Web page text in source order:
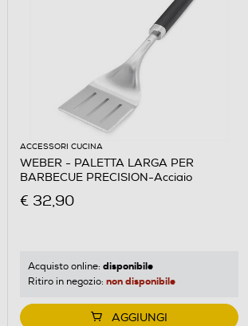
ACCESSORI CUCINA
WEBER - PALETTA LARGA PER
BARBECUE PRECISION-Acciaio
€ 32,90
Acquisto online: disponibile
Ritiro in negozio: non disponibile
AGGIUNGI